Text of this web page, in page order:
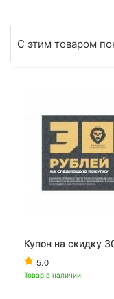
С этим товаром
Купон на скидку
5.0
Товар в наличии